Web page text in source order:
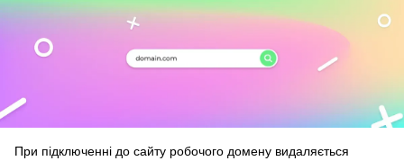
При підключенні до сайту робочого домену видаляється